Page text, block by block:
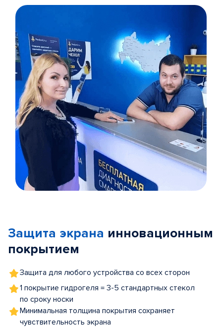
5
Защита экрана инновационным
покрытием
Защита для любого устройства со всех сторон
1 покрытие гидрогеля = 3-5 стандартных стекол
по сроку носки
Минимальная толщина покрытия сохраняет
чувствительность экрана